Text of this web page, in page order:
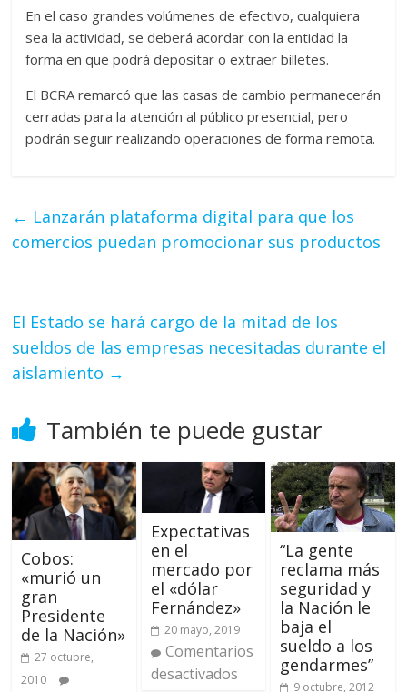
En el caso grandes volúmenes de efectivo, cualquiera
sea la actividad, se deberá acordar con la entidad la
forma en que podrá depositar o extraer billetes.
El BCRA remarcó que las casas de cambio permanecerán
cerradas para la atención al público presencial, pero
podrán seguir realizando operaciones de forma remota.
← Lanzarán plataforma digital para que los
comercios puedan promocionar sus productos
El Estado se hará cargo de la mitad de los
sueldos de las empresas necesitadas durante el
aislamiento →
También te puede gustar
Cobos:
«murió un
gran
Presidente
de la Nación»
27 octubre,
2010
Expectativas
en el
mercado por
el «dólar
Fernández»
20 mayo, 2019
Comentarios
desactivados
“La gente
reclama más
seguridad y
la Nación le
baja el
sueldo a los
gendarmes”
9 octubre, 2012